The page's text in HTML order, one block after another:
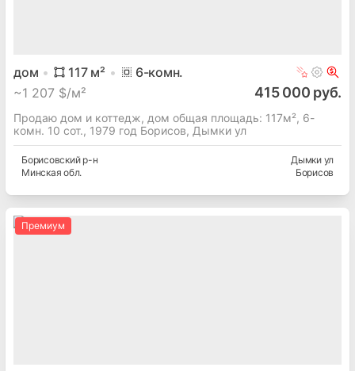
дом 117м² 6-комн.
~1 207 $/м² 415 000 руб.
Продаю дом и коттедж, дом общая площадь: 117м², 6-
комн. 10 сот., 1979 год Борисов, Дымки ул
Борисовскийр-н
Минская обл.
Дымки ул
Борисов
Премиум